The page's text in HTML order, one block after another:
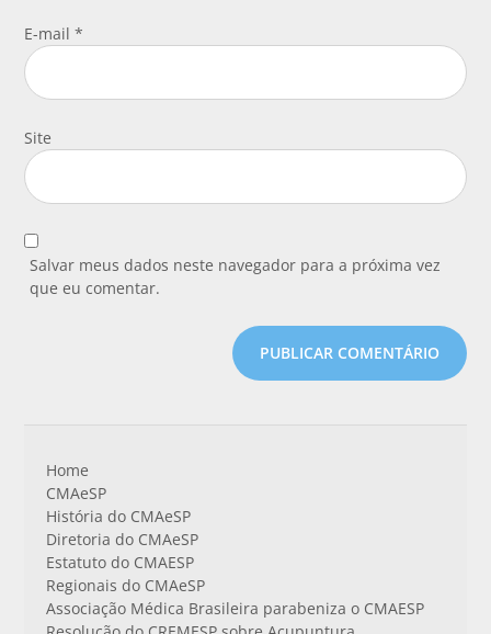
E-mail*
Site
Salvar meus dados neste navegador para a próxima vez
que eu comentar.
Home
CMAeSP
História do CMAeSP
Diretoria do CMAeSP
Estatuto do CMAESP
Regionais do CMAeSP
Associação Médica Brasileira parabeniza o CMAESP